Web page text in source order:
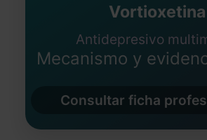
Vortioxetina
Antidepresivo
Mecanismo y
Consultar ficha